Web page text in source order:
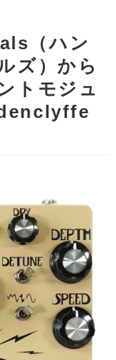
（ハン
ズ）から
トモジュ